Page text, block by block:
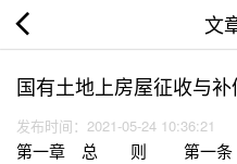
文
国有土地上房屋征收与补
发布时间：2021-05-24 10:36:21
第一章 总 则 第一条 为